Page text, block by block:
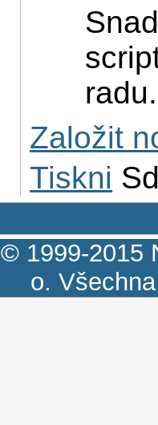
radu.
Založit
Tiskni
© 1999-2015
o.